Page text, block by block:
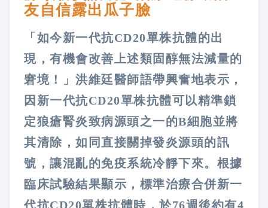
友自信露出瓜子臉
「如今新一代抗CD20單株抗體的出
現，有機會改善上述類固醇無法減量的
窘境！」洪維廷醫師語帶興奮地表示，
因新一代抗CD20單株抗體可以精準鎖
定狼瘡腎炎致病源頭之一的B細胞並將
其清除，如同直接關掉發炎源頭的訊
號，讓混亂的免疫系統冷靜下來。根據
臨床試驗結果顯示，標準治療合併新一
代抗CD20單株抗體時，於76週後約有4